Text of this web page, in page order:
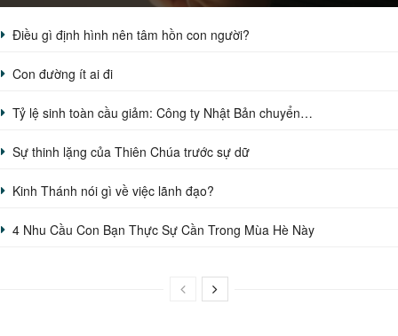
Điều gì định hình nên tâm hồn con người?
Con đường ít ai đi
Tỷ lệ sinh toàn cầu giảm: Công ty Nhật Bản chuyển…
Sự thinh lặng của Thiên Chúa trước sự dữ
Kinh Thánh nói gì về việc lãnh đạo?
4 Nhu Cầu Con Bạn Thực Sự Cần Trong Mùa Hè Này